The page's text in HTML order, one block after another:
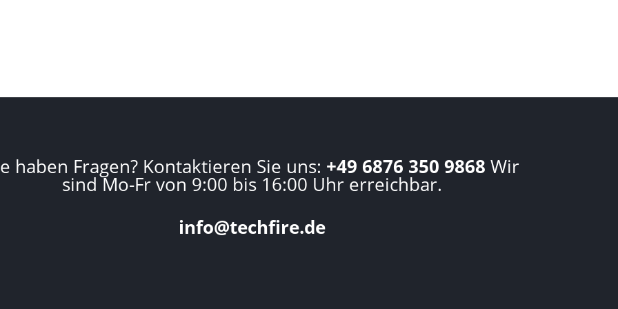
haben Fragen? Kontaktieren Sie uns: +49 6876 350 9868 Wir
sind Mo-Fr von 9:00 bis 16:00 Uhr erreichbar.
info@techfire.de